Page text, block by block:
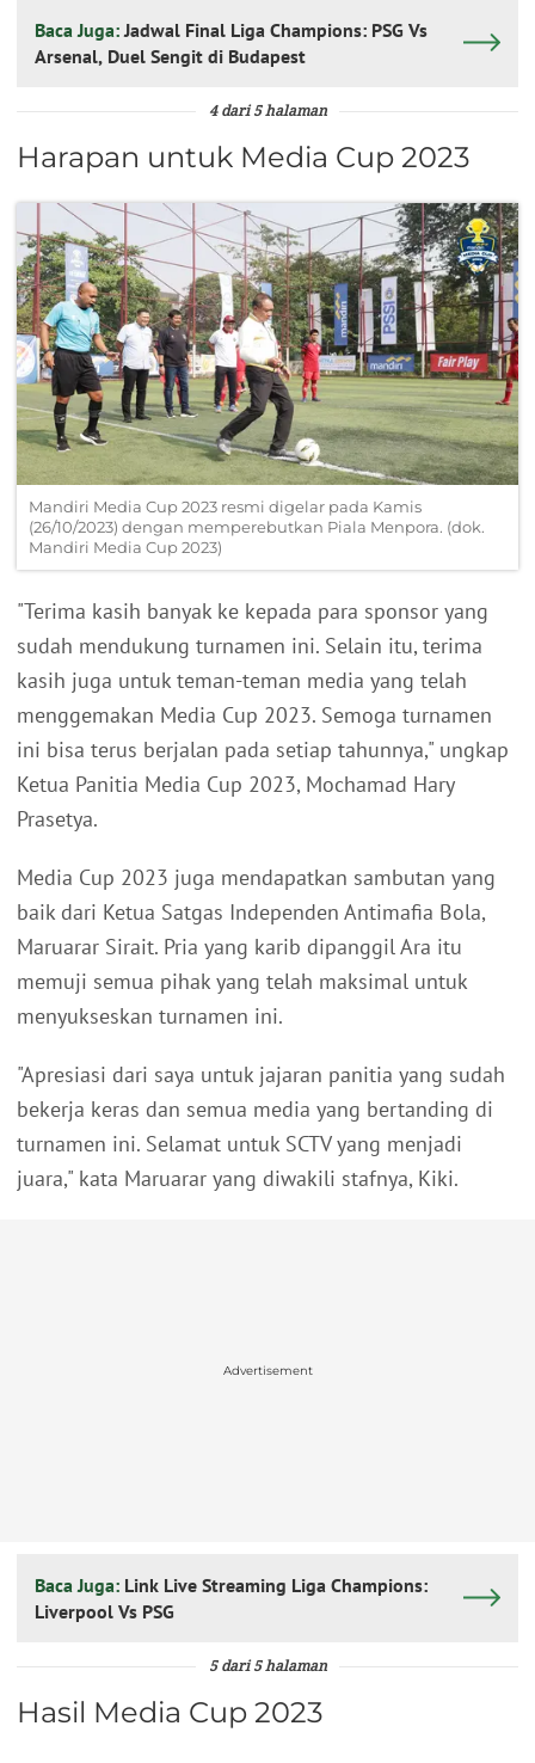
Baca Juga: Jadwal Final Liga Champions: PSG Vs
Arsenal, Duel Sengit di Budapest
4 dari 5 halaman
Harapan untuk Media Cup 2023
Mandiri Media Cup 2023 resmi digelar pada Kamis
(26/10/2023) dengan memperebutkan Piala Menpora. (dok.
Mandiri Media Cup 2023)
"Terima kasih banyak ke kepada para sponsor yang
sudah mendukung turnamen ini. Selain itu, terima
kasih juga untuk teman-teman media yang telah
menggemakan Media Cup 2023. Semoga turnamen
ini bisa terus berjalan pada setiap tahunnya," ungkap
Ketua Panitia Media Cup 2023, Mochamad Hary
Prasetya.
Media Cup 2023 juga mendapatkan sambutan yang
baik dari Ketua Satgas Independen Antimafia Bola,
Maruarar Sirait. Pria yang karib dipanggil Ara itu
memuji semua pihak yang telah maksimal untuk
menyukseskan turnamen ini.
"Apresiasi dari saya untuk jajaran panitia yang sudah
bekerja keras dan semua media yang bertanding di
turnamen ini. Selamat untuk SCTV yang menjadi
juara," kata Maruarar yang diwakili stafnya, Kiki.
Advertisement
Baca Juga: Link Live Streaming Liga Champions:
Liverpool Vs PSG
5 dari 5 halaman
Hasil Media Cup 2023